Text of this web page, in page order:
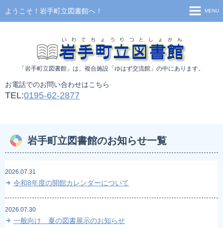
ようこそ！岩手町立図書館へ！
「岩手町立図書館」 は、複合施設「ゆはず交流館」の中にあります。
お電話でのお問い合わせはこちら
TEL:0195-62-2877
MENU
お知らせ
利用案内
施設案内
貸出ランキング
岩手町立図書館のお知らせ一覧
2026.07.31
令和8年度の開館カレンダーについて
2026.07.30
一般向け 夏の図書展示のお知らせ